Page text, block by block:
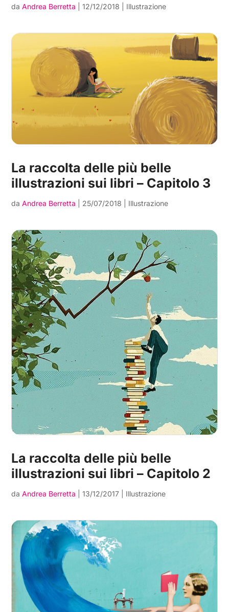
daAndrea Berretta |12/12/2018 Illustrazione
La raccolta delle più belle
illustrazioni sui libri – Capitolo 3
daAndrea Berretta 25/07/2018 Illustrazione
La raccolta delle più belle
illustrazioni sui libri – Capitolo 2
daAndrea Berretta |13/12/2017 Illustrazione